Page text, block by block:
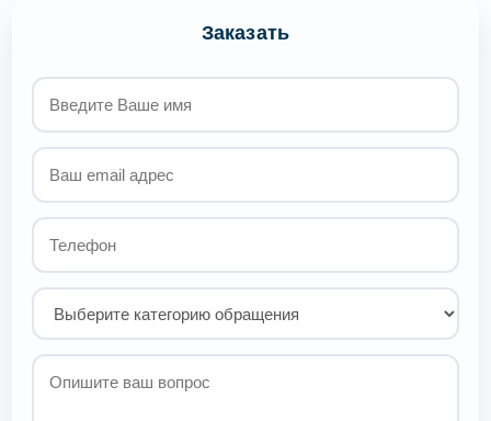
Заказать